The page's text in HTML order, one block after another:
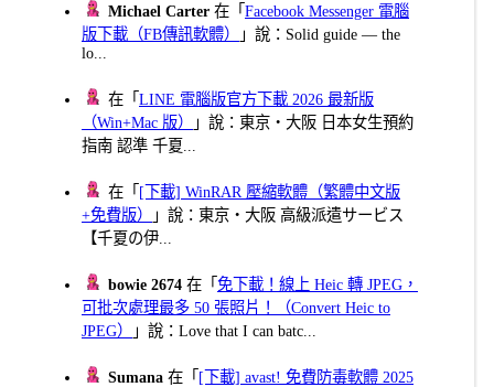
Michael Carter 在「Facebook Messenger 電腦
版下載（FB傳訊軟體）
」說：Solid guide — the
lo...
在「LINE 電腦版官方下載 2026 最新版
（Win+Mac 版）
」說：東京・大阪 日本女生預約
指南 認準 千夏...
在「 [下載] WinRAR 壓縮軟體（繁體中文版
+免費版）
」說：東京・大阪 高級派遣サービス
【千夏の伊...
bowie 2674 在「免下載！線上 Heic 轉 JPEG，
可批次處理最多 50 張照片！（Convert Heic to
JPEG）
」說：Love that I can batc...
Sumana 在「 [下載] avast! 免費防毒軟體 2025